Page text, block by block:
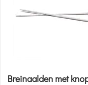
Breinaalden met